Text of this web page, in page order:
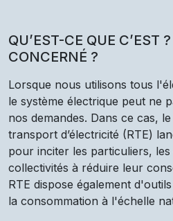
QU’EST-CE QUE C’EST
CONCERNÉ ?
Lorsque nous utilisons tous
le système électrique peut ne
nos demandes. Dans ce cas,
transport d’électricité (RTE)
pour inciter les particuliers,
collectivités à réduire leur
RTE dispose également
la consommation à l'échelle